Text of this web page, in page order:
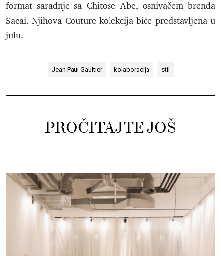
format saradnje sa Chitose Abe, osnivačem brenda
Sacai. Njihova Couture kolekcija biće predstavljena u
julu.
Jean Paul Gaultier kolaboracija stil
PROČITAJTE JOŠ